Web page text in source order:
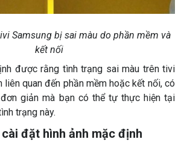
Samsung bị sai màu do phần mềm và
kết nối
được rằng tình trạng sai màu trên tivi
liên quan đến phần mềm hoặc kết nối, có
giản mà bạn có thể tự thực hiện tại
trạng này.
đặt hình ảnh mặc định